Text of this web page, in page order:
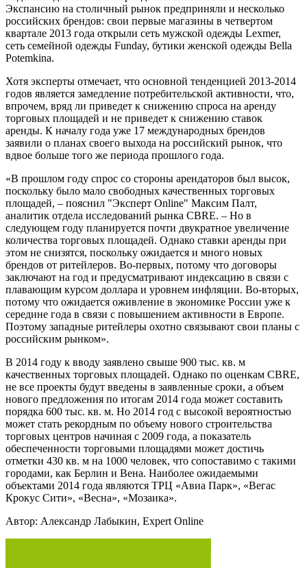
Экспансию на столичный рынок предприняли и несколько
российских брендов: свои первые магазины в четвертом
квартале 2013 года открыли сеть мужской одежды Lexmer,
сеть семейной одежды Funday, бутики женской одежды Bella
Potemkina.
Хотя эксперты отмечает, что основной тенденцией 2013-2014
годов является замедление потребительской активности, что,
впрочем, вряд ли приведет к снижению спроса на аренду
торговых площадей и не приведет к снижению ставок
аренды. К началу года уже 17 международных брендов
заявили о планах своего выхода на российский рынок, что
вдвое больше того же периода прошлого года.
«В прошлом году спрос со стороны арендаторов был высок,
поскольку было мало свободных качественных торговых
площадей, – пояснил "Эксперт Online" Максим Палт,
аналитик отдела исследований рынка CBRE. – Но в
следующем году планируется почти двукратное увеличение
количества торговых площадей. Однако ставки аренды при
этом не снизятся, поскольку ожидается и много новых
брендов от ритейлеров. Во-первых, потому что договоры
заключают на год и предусматривают индексацию в связи с
плавающим курсом доллара и уровнем инфляции. Во-вторых,
потому что ожидается оживление в экономике России уже к
середине года в связи с повышением активности в Европе.
Поэтому западные ритейлеры охотно связывают свои планы с
российским рынком».
В 2014 году к вводу заявлено свыше 900 тыс. кв. м
качественных торговых площадей. Однако по оценкам CBRE,
не все проекты будут введены в заявленные сроки, а объем
нового предложения по итогам 2014 года может составить
порядка 600 тыс. кв. м. Но 2014 год с высокой вероятностью
может стать рекордным по объему нового строительства
торговых центров начиная с 2009 года, а показатель
обеспеченности торговыми площадями может достичь
отметки 430 кв. м на 1000 человек, что сопоставимо с такими
городами, как Берлин и Вена. Наиболее ожидаемыми
объектами 2014 года являются ТРЦ «Авиа Парк», «Вегас
Крокус Сити», «Весна», «Мозаика».
Автор: Александр Лабыкин, Expert Online